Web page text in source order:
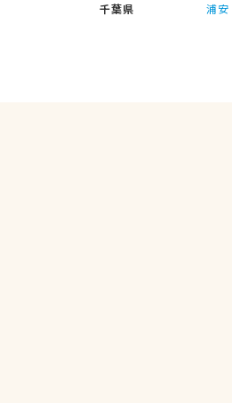
千葉県
浦安